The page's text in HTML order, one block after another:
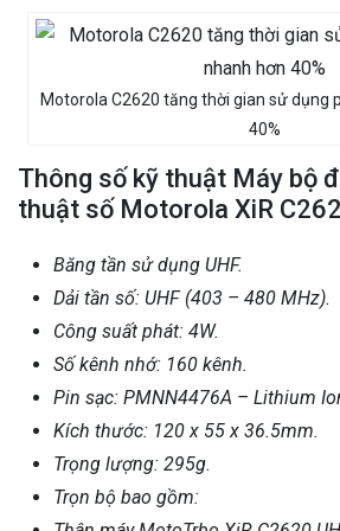
Motorola C2620 tăng thời gian sử dụng
40%
Thông số kỹ thuật Máy bộ
thuật số Motorola XiR
Băng tần sử dụng UHF.
Dải tần số: UHF (403 – 480 MHz).
Công suất phát: 4W.
Số kênh nhớ: 160 kênh.
Pin sạc: PMNN4476A – Lithium
Kích thước: 120 x 55 x 36.5mm.
Trọng lượng: 295g.
Trọn bộ bao gồm: